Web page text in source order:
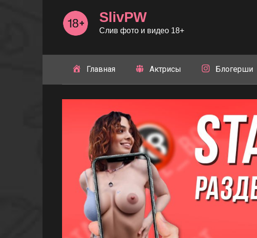
SlivPW
Слив фото и видео 18+
Главная Актрисы Блогерши